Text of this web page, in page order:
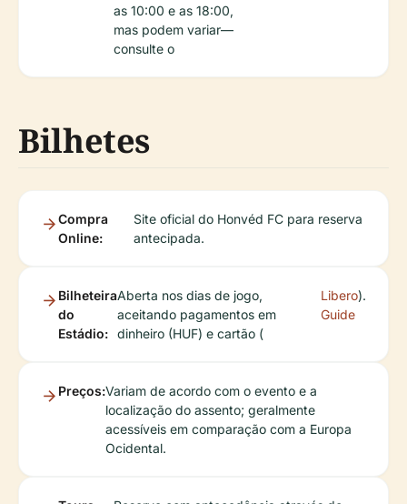
as 10:00 e as 18:00,
mas podem variar—
consulte o
Bilhetes
Compra
Online:
Site oficial do Honvéd FC para reserva
antecipada.
Bilheteira
do
Estádio:
Aberta nos dias de jogo,
aceitando pagamentos em
dinheiro (HUF) e cartão (
Libero
Guide
).
Preços:Variam de acordo com o evento e a
localização do assento; geralmente
acessíveis em comparação com a Europa
Ocidental.